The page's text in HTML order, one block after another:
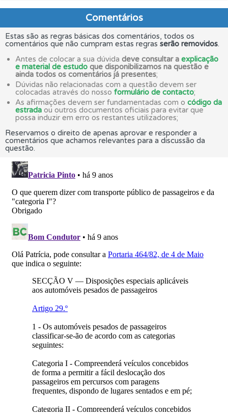
Comentários
Estas são as regras básicas dos comentários, todos os
comentários que não cumpram estas regras serão removidos.
Antes de colocar a sua dúvida deve consultar a explicação
e material de estudo que disponibilizamos na questão e
ainda todos os comentários já presentes;
Dúvidas não relacionadas com a questão devem ser
colocadas através do nosso formulário de contacto;
As afirmações devem ser fundamentadas com o código da
estrada ou outros documentos oficiais para evitar que
possa induzir em erro os restantes utilizadores;
Reservamos o direito de apenas aprovar e responder a
comentários que achamos relevantes para a discussão da
questão.